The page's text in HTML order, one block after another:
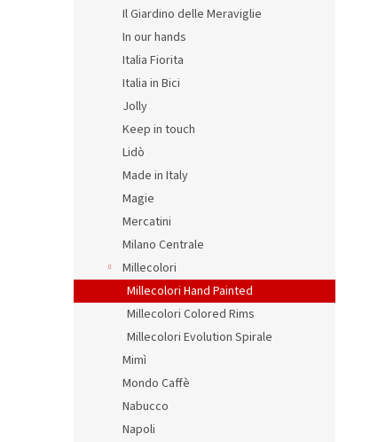
Il Giardino delle Meraviglie
In our hands
Italia Fiorita
Italia in Bici
Jolly
Keep in touch
Lidò
Made in Italy
Magie
Mercatini
Milano Centrale
Millecolori
Millecolori Hand Painted
Millecolori Colored Rims
Millecolori Evolution Spirale
Mimì
Mondo Caffè
Nabucco
Napoli